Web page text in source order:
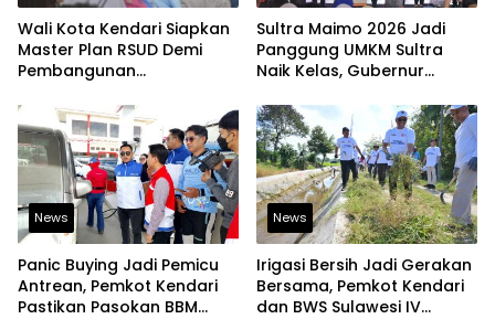
Wali Kota Kendari Siapkan
Master Plan RSUD Demi
Pembangunan
Sultra Maimo 2026 Jadi
Panggung UMKM Sultra
Naik Kelas, Gubernur
Tembus Pasar Ekspor
News
Panic Buying Jadi Pemicu
Antrean, Pemkot Kendari
Pastikan Pasokan BBM
News
Irigasi Bersih Jadi Gerakan
Bersama, Pemkot Kendari
dan BWS Sulawesi IV